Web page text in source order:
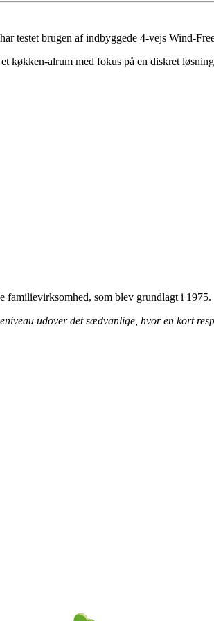
testet brugen af indbyggede 4-vejs Wind-
køkken-alrum med fokus på en diskret
familievirksomhed, som blev grundlagt i 1975.
udover det sædvanlige, hvor en kort